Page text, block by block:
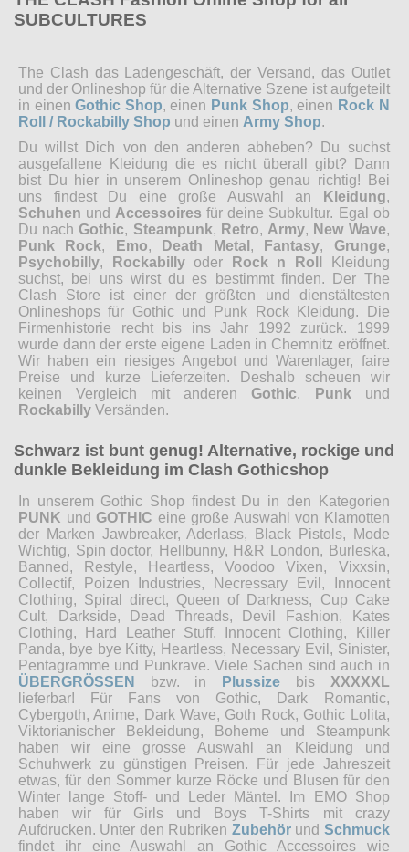
SUBCULTURES
The Clash das Ladengeschäft, der Versand, das Outlet
und der Onlineshop für die Alternative Szene ist aufgeteilt
in einenGothic Shop, einen Punk Shop, einen Rock N
Roll / Rockabilly Shop und einen Army Shop.
Du willst Dich von den anderen abheben? Du suchst
ausgefallene Kleidung die es nicht überall gibt? Dann
bist Du hier in unserem Onlineshop genau richtig! Bei
uns findest Du eine große Auswahl an
Kleidung,
Schuhen und Accessoires für deine Subkultur. Egal ob
Du nach Gothic, Steampunk, Retro, Army, New Wave,
Punk Rock, Emo, Death Metal , Fantasy, Grunge,
Psychobilly, Rockabillyoder Rock n Roll
Kleidung
suchst, bei uns wirst du es bestimmt finden. Der The
Clash Store ist einer der größten und dienstältesten
Onlineshops für Gothic und Punk Rock Kleidung. Die
Firmenhistorie recht bis ins Jahr 1992 zurück. 1999
wurde dann der erste eigene Laden in Chemnitz eröffnet.
Wir haben ein riesiges Angebot und Warenlager, faire
Preise und kurze Lieferzeiten. Deshalb scheuen wir
keinen Vergleich mit anderen Gothic, Punk und
Rockabilly Versänden.
Schwarz ist bunt genug! Alternative, rockige und
dunkle Bekleidung im Clash Gothicshop
In unserem Gothic Shop findest Du in den Kategorien
PUNK und GOTHIC eine große Auswahl von Klamotten
der Marken Jawbreaker, Aderlass, Black Pistols, Mode
Wichtig, Spin doctor, Hellbunny, H&R London, Burleska,
Banned, Restyle, Heartless, Voodoo Vixen, Vixxsin,
Collectif, Poizen Industries, Necressary Evil, Innocent
Clothing, Spiral direct, Queen of Darkness, Cup Cake
Cult, Darkside, Dead Threads, Devil Fashion, Kates
Clothing, Hard Leather Stuff, Innocent Clothing, Killer
Panda, bye bye Kitty, Heartless, Necessary Evil, Sinister,
Pentagramme und Punkrave. Viele Sachen sind auch in
ÜBERGRÖSSEN
bzw. in Plussize bis XXXXXL
lieferbar! Für Fans von Gothic, Dark Romantic,
Cybergoth, Anime, Dark Wave, Goth Rock, Gothic Lolita,
Viktorianischer Bekleidung, Boheme und Steampunk
haben wir eine grosse Auswahl an Kleidung und
Schuhwerk zu günstigen Preisen. Für jede Jahreszeit
etwas, für den Sommer kurze Röcke und Blusen für den
Winter lange Stoff- und Leder Mäntel. Im EMO Shop
haben wir für Girls und Boys T-Shirts mit crazy
Aufdrucken. Unter den Rubriken Zubehörund Schmuck
findet ihr eine Auswahl an Gothic Accessoires wie